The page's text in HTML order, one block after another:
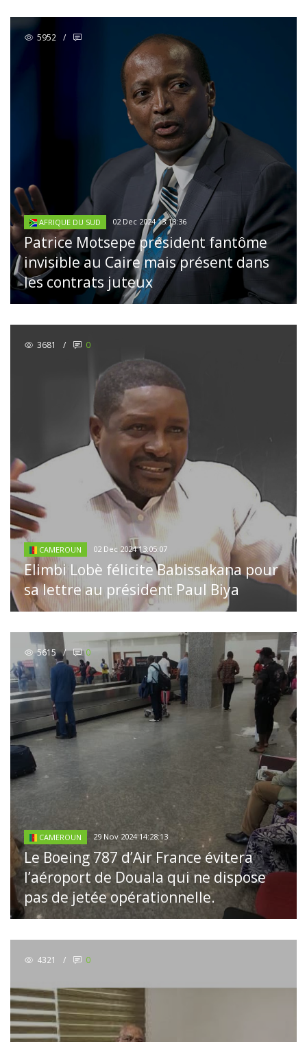
5952 /
AFRIQUE DU SUD 02 Dec 2024 13:13:36
Patrice Motsepe président fantôme
invisible au Caire mais présent dans
les contrats juteux
3681 / 0
CAMEROUN 02 Dec 2024 13:05:07
Elimbi Lobè félicite Babissakana pour
sa lettre au président Paul Biya
5615 / 0
CAMEROUN 29 Nov 2024 14:28:13
Le Boeing 787 d’Air France évitera
l’aéroport de Douala qui ne dispose
pas de jetée opérationnelle.
4321 / 0